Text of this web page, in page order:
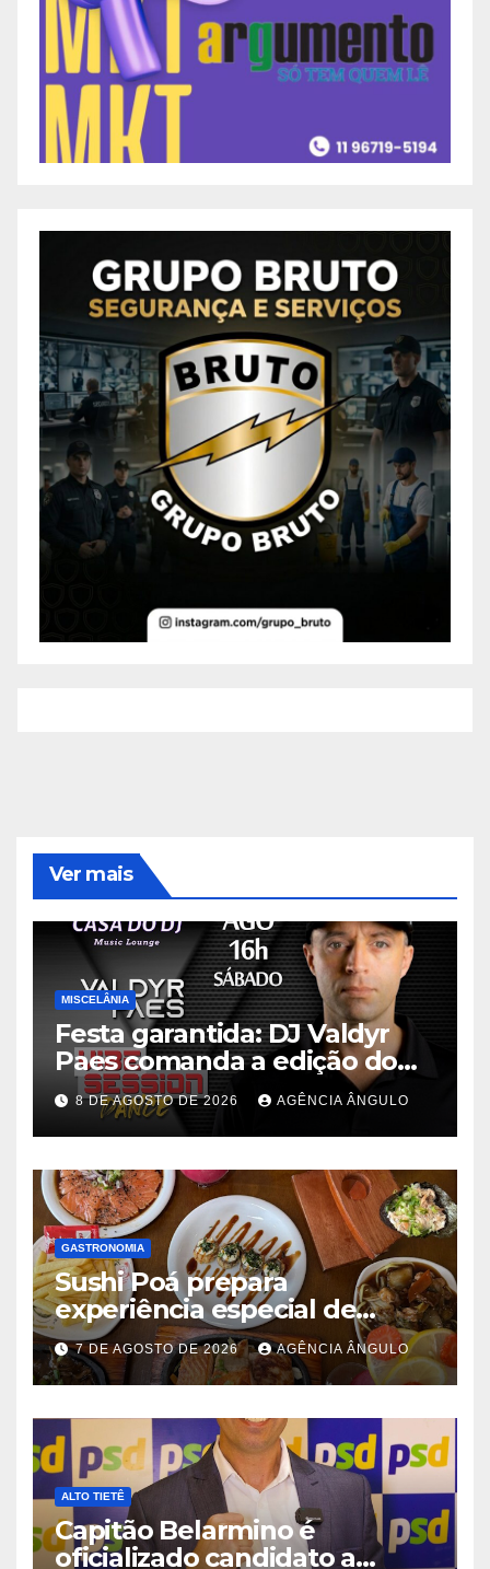
Ver mais
MISCELÂNIA
Festa garantida: DJ Valdyr
Paes comanda a edição do
programa “Vibe Session
Dance” neste sábado
8 DE AGOSTO DE 2026 AGÊNCIA ÂNGULO
GASTRONOMIA
Sushi Poá prepara
experiência especial de
rodízio para o Dia dos Pais
7 DE AGOSTO DE 2026 AGÊNCIA ÂNGULO
ALTO TIETÊ
Capitão Belarmino é
oficializado candidato a